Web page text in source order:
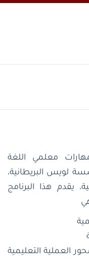
معلمي اللغة
لويس البريطانية،
يقدم هذا البرنامج
العملية التعليمية